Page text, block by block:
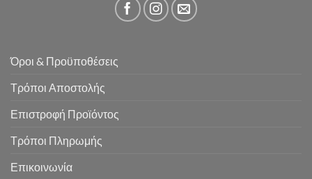
Όροι & Προϋποθέσεις
Τρόποι Αποστολής
Επιστροφή Προϊόντος
Τρόποι Πληρωμής
Επικοινωνία